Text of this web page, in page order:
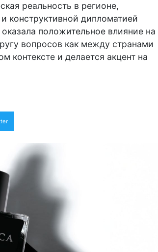
реальность в регионе,
конструктивной дипломатией
положительное влияние на
вопросов как между странами
и делается акцент на